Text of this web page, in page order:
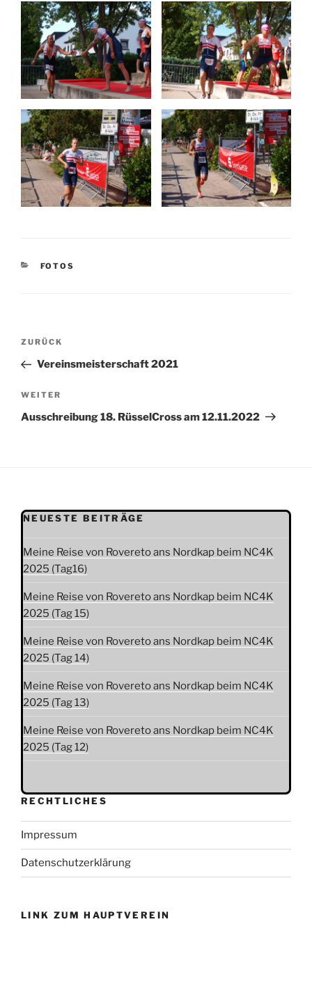
KATEGORIEN
FOTOS
Beitragsnavigation
Vorheriger
Beitrag
ZURÜCK
Vereinsmeisterschaft 2021
Nächster
Beitrag
WEITER
Ausschreibung 18. RüsselCross am 12.11.2022
NEUESTE BEITRÄGE
Meine Reise von Rovereto ans Nordkap beim NC4K
2025 (Tag16)
Meine Reise von Rovereto ans Nordkap beim NC4K
2025 (Tag 15)
Meine Reise von Rovereto ans Nordkap beim NC4K
2025 (Tag 14)
Meine Reise von Rovereto ans Nordkap beim NC4K
2025 (Tag 13)
Meine Reise von Rovereto ans Nordkap beim NC4K
2025 (Tag 12)
RECHTLICHES
Impressum
Datenschutzerklärung
LINK ZUM HAUPTVEREIN